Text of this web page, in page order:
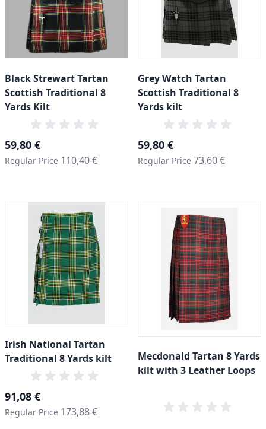
Black Strewart Tartan
Scottish Traditional 8
Yards Kilt
Special Price
59,80 €
Regular Price 110,40 €
Grey Watch Tartan
Scottish Traditional 8
Yards kilt
Special Price
59,80 €
Regular Price 73,60 €
Irish National Tartan
Traditional 8 Yards kilt
Special Price
91,08 €
Regular Price 173,88 €
Mecdonald Tartan 8 Yards
kilt with 3 Leather Loops